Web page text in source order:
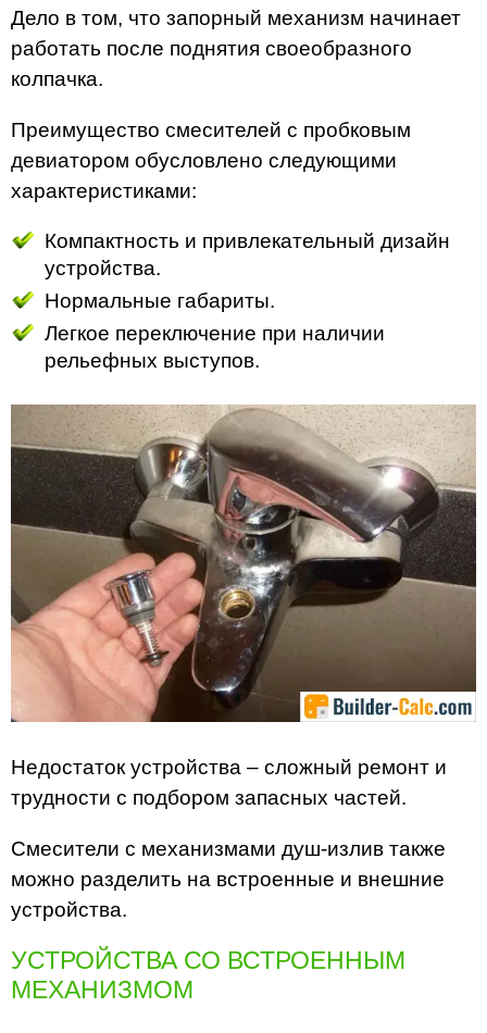
Дело в том, что запорный механизм начинает
работать после поднятия своеобразного
колпачка.
Преимущество смесителей с пробковым
девиатором обусловлено следующими
характеристиками:
Компактность и привлекательный дизайн
устройства.
Нормальные габариты.
Легкое переключение при наличии
рельефных выступов.
Недостаток устройства – сложный ремонт и
трудности с подбором запасных частей.
Смесители с механизмами душ-излив также
можно разделить на встроенные и внешние
устройства.
УСТРОЙСТВА СО ВСТРОЕННЫМ
МЕХАНИЗМОМ